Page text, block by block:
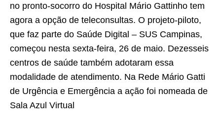
no pronto-socorro do Hospital Mário Gattinho tem
agora a opção de teleconsultas. O projeto-piloto,
que faz parte do Saúde Digital – SUS Campinas,
começou nesta sexta-feira, 26 de maio. Dezesseis
centros de saúde também adotaram essa
modalidade de atendimento. Na Rede Mário Gatti
de Urgência e Emergência a ação foi nomeada de
Sala Azul Virtual